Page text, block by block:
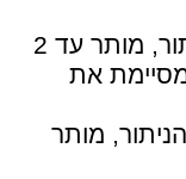
● ניתור על רגל אחת – לפני הניתור, מותר עד 2
את
מותר